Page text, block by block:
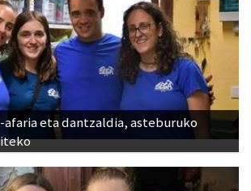
afaria eta dantzaldia, asteburuko